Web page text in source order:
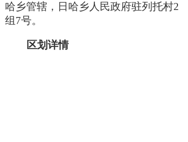
哈乡管辖，日哈乡人民政府驻列托村2
组7号。
区划详情